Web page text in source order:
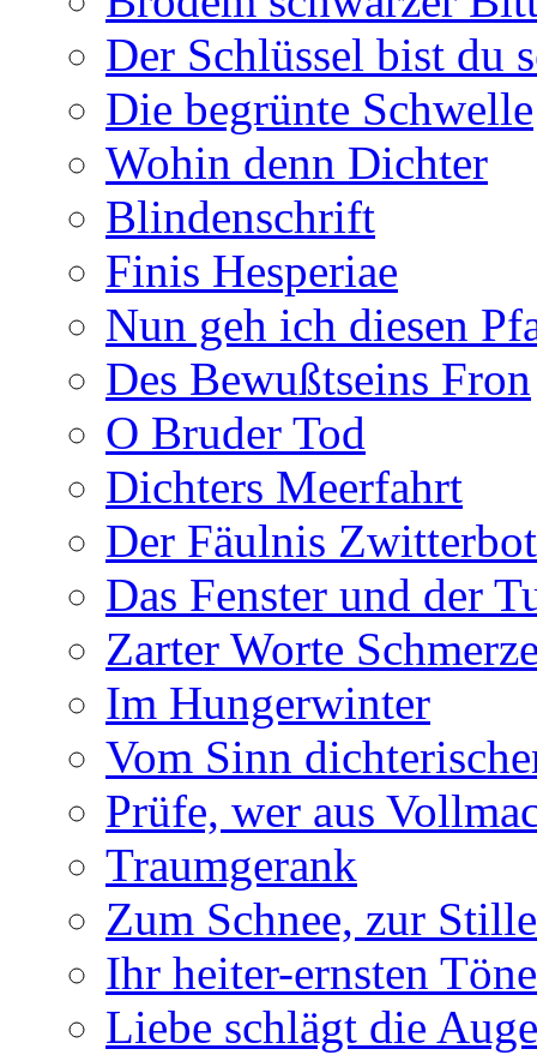
Der Schlüssel bist du
Die begrünte Schwelle
Wohin denn Dichter
Blindenschrift
Finis Hesperiae
Nun geh ich diesen
Des Bewußtseins Fron
O Bruder Tod
Dichters Meerfahrt
Der Fäulnis
Das Fenster und der
Zarter Worte
Im Hungerwinter
Vom Sinn
Prüfe, wer aus
Traumgerank
Zum Schnee, zur Stille
Ihr heiter-ernsten Töne
Liebe schlägt die